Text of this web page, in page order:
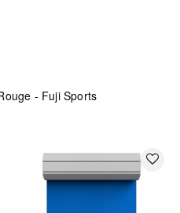
- Fuji Sports
favorite_border